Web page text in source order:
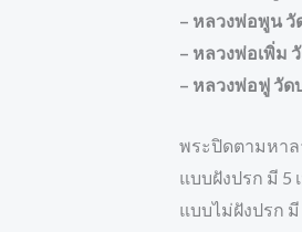
– หลวงพ่อพูน
– หลวงพ่อเพิ่ม
– หลวงพ่อฟู วัด
พระปิดตามหาล
แบบฝังปรก มี 5
แบบไม่ฝังปรก